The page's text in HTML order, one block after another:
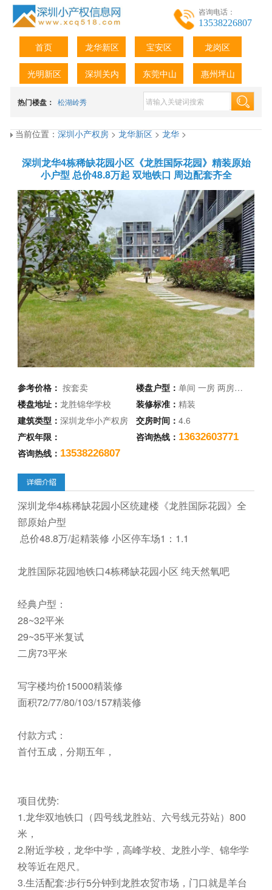
咨询电话：
13538226807
首页 龙华新区 宝安区 龙岗区
光明新区 深圳关内 东莞中山 惠州坪山
热门楼盘： 松湖岭秀
当前位置：深圳小产权房>龙华新区>龙华>
深圳龙华4栋稀缺花园小区《龙胜国际花园》精装原始
小户型 总价48.8万起 双地铁口 周边配套齐全
参考价格：按套卖 楼盘户型： 单间 一房 两房…
楼盘地址：龙胜锦华学校 装修标准： 精装
建筑类型：深圳龙华小产权房 交房时间： 4.6
产权年限：
咨询热线： 13632603771
咨询热线： 13538226807
深圳龙华4栋稀缺花园小区统建楼《龙胜国际花园》全
部原始户型
总价48.8万/起精装修 小区停车场1：1.1
龙胜国际花园地铁口4栋稀缺花园小区 纯天然氧吧
经典户型：
28~32平米
29~35平米复试
二房73平米
写字楼均价15000精装修
面积72/77/80/103/157精装修
付款方式：
首付五成，分期五年，
项目优势:
1.龙华双地铁口（四号线龙胜站、六号线元芬站）800
米，
2.附近学校，龙华中学，高峰学校、龙胜小学、锦华学
校等近在咫尺。
3.生活配套:步行5分钟到龙胜农贸市场，门口就是羊台